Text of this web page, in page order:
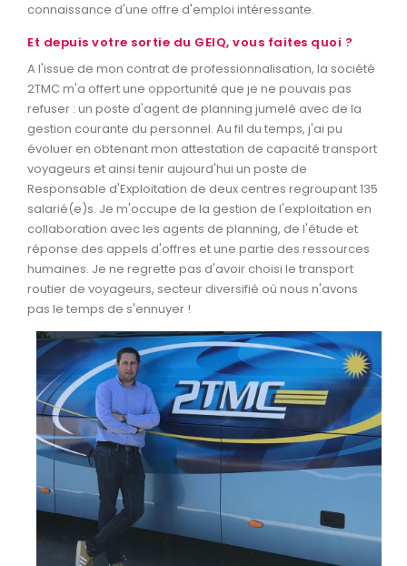
connaissance d'une offre d'emploi intéressante.
Et depuis votre sortie du GEIQ, vous faites quoi ?
A l'issue de mon contrat de professionnalisation, la société
2TMC m'a offert une opportunité que je ne pouvais pas
refuser : un poste d'agent de planning jumelé avec de la
gestion courante du personnel. Au fil du temps, j'ai pu
évoluer en obtenant mon attestation de capacité transport
voyageurs et ainsi tenir aujourd'hui un poste de
Responsable d'Exploitation de deux centres regroupant 135
salarié(e)s. Je m'occupe de la gestion de l'exploitation en
collaboration avec les agents de planning, de l'étude et
réponse des appels d'offres et une partie des ressources
humaines. Je ne regrette pas d'avoir choisi le transport
routier de voyageurs, secteur diversifié où nous n'avons
pas le temps de s'ennuyer !